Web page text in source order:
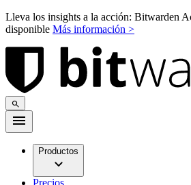
Lleva los insights a la acción: Bitwarden
disponible Más información >
Productos
Precios